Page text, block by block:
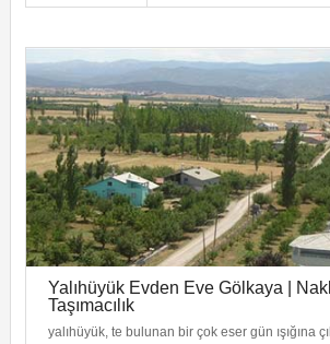
Yalıhüyük Evden Eve Gölkaya |
Taşımacılık
yalıhüyük, te bulunan bir çok eser gün ışığına